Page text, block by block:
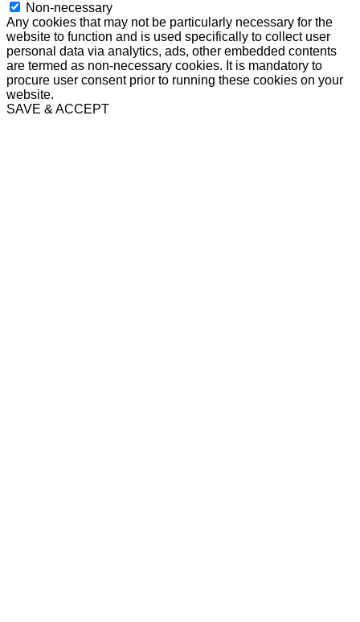
Non-necessary
Any cookies that may not be particularly necessary for the
website to function and is used specifically to collect user
personal data via analytics, ads, other embedded contents
are termed as non-necessary cookies. It is mandatory to
procure user consent prior to running these cookies on your
website.
SAVE & ACCEPT